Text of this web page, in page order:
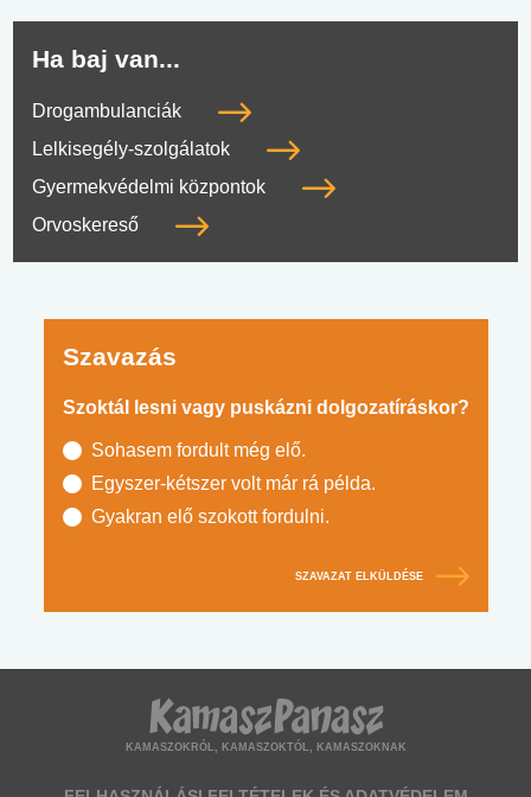
Ha baj van...
Drogambulanciák
Lelkisegély-szolgálatok
Gyermekvédelmi központok
Orvoskereső
Szavazás
Szoktál lesni vagy puskázni dolgozatíráskor?
Sohasem fordult még elő.
Egyszer-kétszer volt már rá példa.
Gyakran elő szokott fordulni.
SZAVAZAT ELKÜLDÉSE
KAMASZOKRÓL, KAMASZOKTÓL, KAMASZOKNAK